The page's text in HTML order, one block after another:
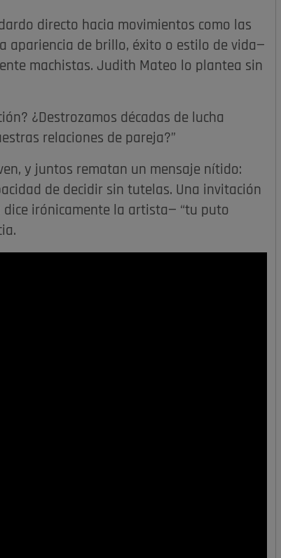
directo hacia movimientos como las
apariencia de brillo, éxito o estilo de vida—
machistas. Judith Mateo lo plantea sin
¿Destrozamos décadas de lucha
relaciones de pareja?”
y juntos rematan un mensaje nítido:
de decidir sin tutelas. Una invitación
irónicamente la artista— “tu puto